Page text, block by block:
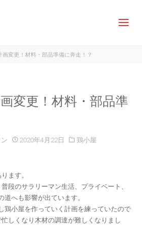
画変更！材料・部品準備に奔走！？
変更！材料・部品準
2020年4月22日 鶏小屋
ます。
段のサラリーマン生活、プライベート、
へも影響が出ています。
鶏小屋を作っていく計画を練っていたので
しくなり木材の調達が難しくなりまし